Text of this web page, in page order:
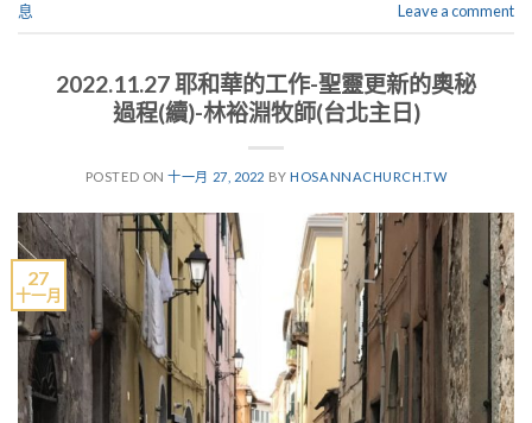
息
Leave a comment
2022.11.27 耶和華的工作-聖靈更新的奧秘
過程(續)-林裕淵牧師(台北主日)
POSTED ON十一月 27, 2022 BYHOSANNACHURCH.TW
27
十一月